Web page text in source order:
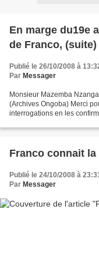
En marge du19e
de Franco, (suite)
Publié le 26/10/2008 à
Par Messager
Monsieur Mazemba
(Archives Ongoba) Merci
interrogations en les
Franco connait la
Publié le 24/10/2008 à
Par Messager